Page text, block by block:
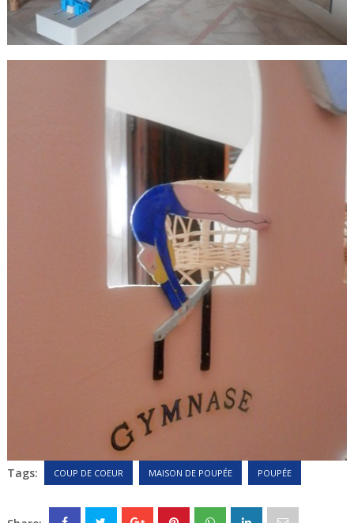
Tags: COUP DE COEUR MAISON DE POUPÉE POUPÉE